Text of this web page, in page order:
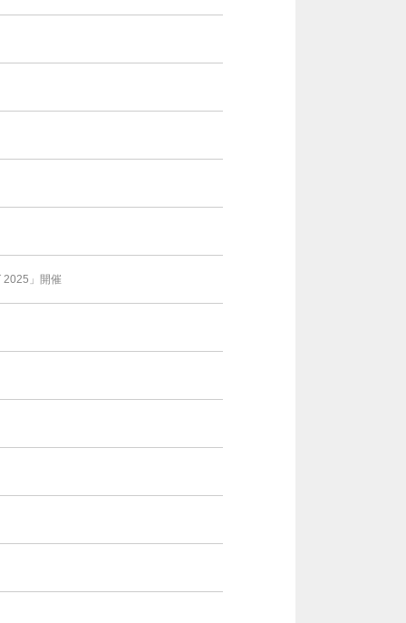
2025」開催